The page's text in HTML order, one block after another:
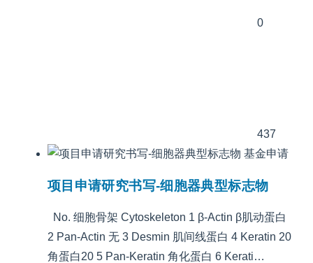
0
437
基金申请
项目申请研究书写-细胞器典型标志物
No. 细胞骨架 Cytoskeleton 1 β-Actin β肌动蛋白
2 Pan-Actin 无 3 Desmin 肌间线蛋白 4 Keratin 20
角蛋白20 5 Pan-Keratin 角化蛋白 6 Kerati…